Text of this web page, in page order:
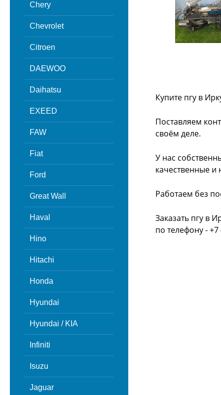
Chery
Chevrolet
Citroen
DAEWOO
Daihatsu
EXEED
FAW
Fiat
Ford
Great Wall
Haval
Hino
Hitachi
Honda
Hyundai
Hyundai / KIA
Infiniti
Isuzu
Jaguar
Купите пгу в
Поставляем
своём деле.
У нас
качественные и
Работаем без
Заказать пгу в
по телефону -